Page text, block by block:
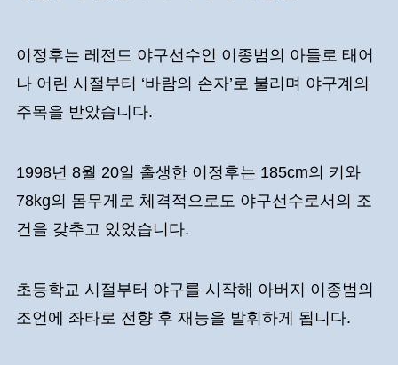
이정후는 레전드 야구선수인 이종범의 아들로 태어
나 어린 시절부터 ‘바람의 손자’로 불리며 야구계의
주목을 받았습니다.
1998년 8월 20일 출생한 이정후는 185cm의 키와
78kg의 몸무게로 체격적으로도 야구선수로서의 조
건을 갖추고 있었습니다.
초등학교 시절부터 야구를 시작해 아버지 이종범의
조언에 좌타로 전향 후 재능을 발휘하게 됩니다.